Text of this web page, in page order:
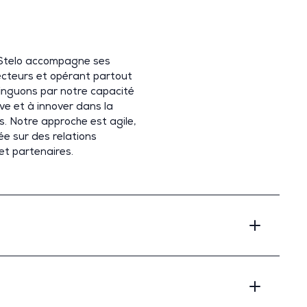
accompagne ses
et opérant partout
par notre capacité
et à innover dans la
. Notre approche est agile,
sur des relations
partenaires.